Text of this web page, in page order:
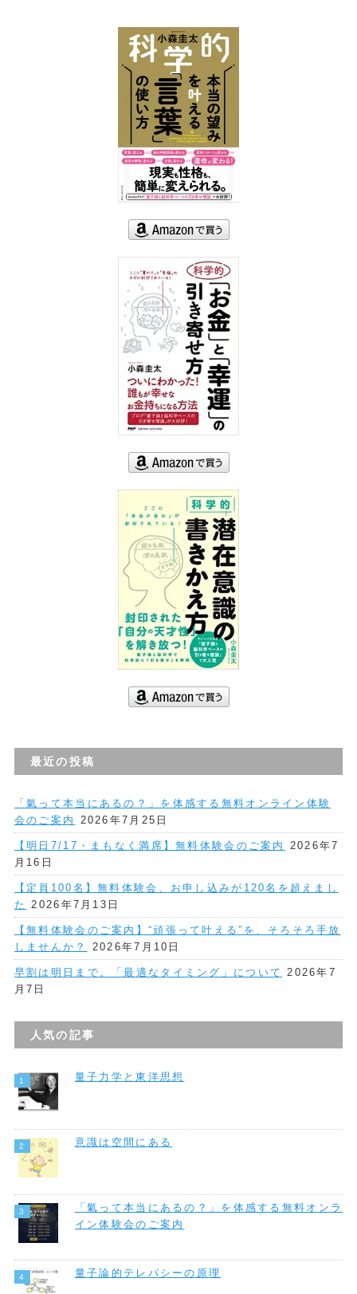
最近の投稿
「氣って本当にあるの？」を体感する無料オンライン体験
会のご案内
2026年7月25日
【明日7/17・まもなく満席】無料体験会のご案内
2026年7
月16日
【定員100名】無料体験会、お申し込みが120名を超えまし
た
2026年7月13日
【無料体験会のご案内】“頑張って叶える”を、そろそろ手放
しませんか？
2026年7月10日
早割は明日まで。「最適なタイミング」について
2026年7
月7日
人気の記事
量子力学と東洋思想
意識は空間にある
「氣って本当にあるの？」を体感する無料オンラ
イン体験会のご案内
量子論的テレパシーの原理